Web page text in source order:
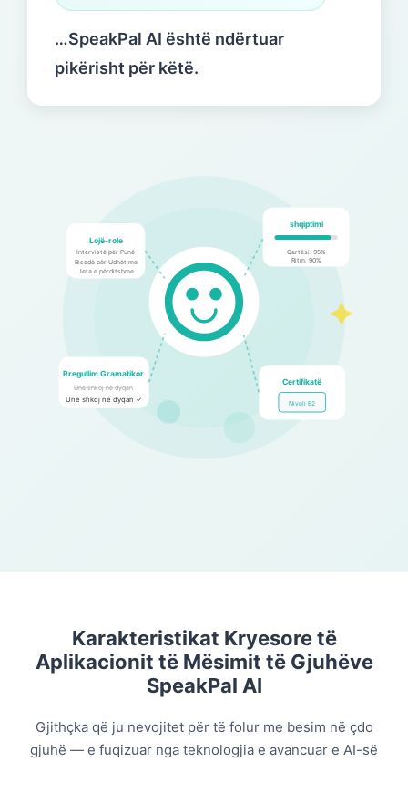
…SpeakPal AI është ndërtuar
pikërisht për këtë.
Lojë-role
Intervistë për Punë
Bisedë për Udhëtime
Jeta e përditshme
shqiptimi
Qartësi: 95%
Ritm: 90%
Rregullim Gramatikor
Unë shkoj në dyqan
Unë shkoj në dyqan ✓
Certifikatë
Niveli B2
Karakteristikat Kryesore të
Aplikacionit të Mësimit të Gjuhëve
SpeakPal AI
Gjithçka që ju nevojitet për të folur me besim në çdo
gjuhë — e fuqizuar nga teknologjia e avancuar e AI-së